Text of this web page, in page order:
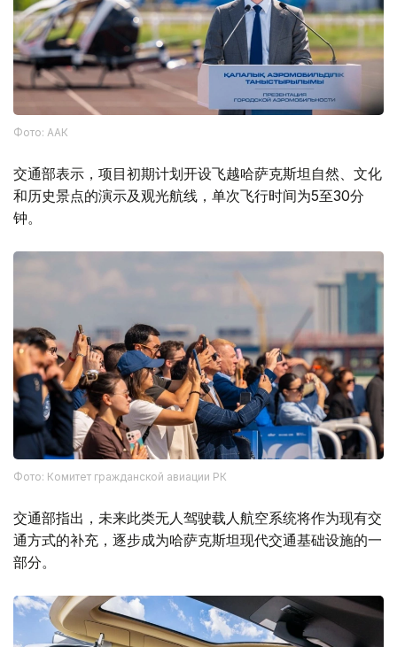
Фото: ААК
交通部表示，项目初期计划开设飞越哈萨克斯坦自然、文化
和历史景点的演示及观光航线，单次飞行时间为5至30分
钟。
Фото: Комитет гражданской авиации РК
交通部指出，未来此类无人驾驶载人航空系统将作为现有交
通方式的补充，逐步成为哈萨克斯坦现代交通基础设施的一
部分。